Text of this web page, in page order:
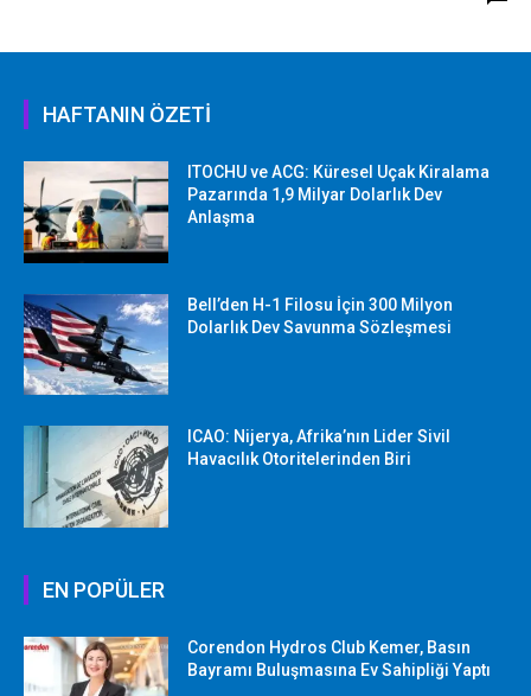
HAFTANIN ÖZETİ
ITOCHU ve ACG: Küresel Uçak Kiralama
Pazarında 1,9 Milyar Dolarlık Dev
Anlaşma
Bell’den H-1 Filosu İçin 300 Milyon
Dolarlık Dev Savunma Sözleşmesi
ICAO: Nijerya, Afrika’nın Lider Sivil
Havacılık Otoritelerinden Biri
EN POPÜLER
Corendon Hydros Club Kemer, Basın
Bayramı Buluşmasına Ev Sahipliği Yaptı